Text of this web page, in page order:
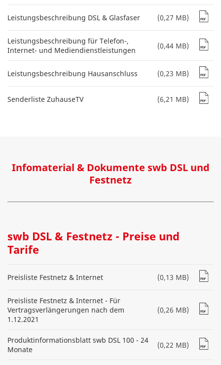
Leistungsbeschreibung DSL & Glasfaser (0,27 MB)
Leistungsbeschreibung für Telefon-,
Internet- und Mediendienstleistungen
(0,44 MB)
Leistungsbeschreibung Hausanschluss (0,23 MB)
Senderliste ZuhauseTV (6,21 MB)
Infomaterial & Dokumente swb DSL und
Festnetz
swb DSL & Festnetz - Preise und
Tarife
Preisliste Festnetz & Internet (0,13 MB)
Preisliste Festnetz & Internet - Für
Vertragsverlängerungen nach dem
1.12.2021
(0,26 MB)
Produktinformationsblatt swb DSL 100 - 24
Monate
(0,22 MB)